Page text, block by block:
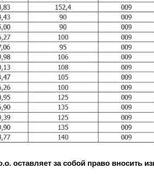
оставляет за собой право вносить